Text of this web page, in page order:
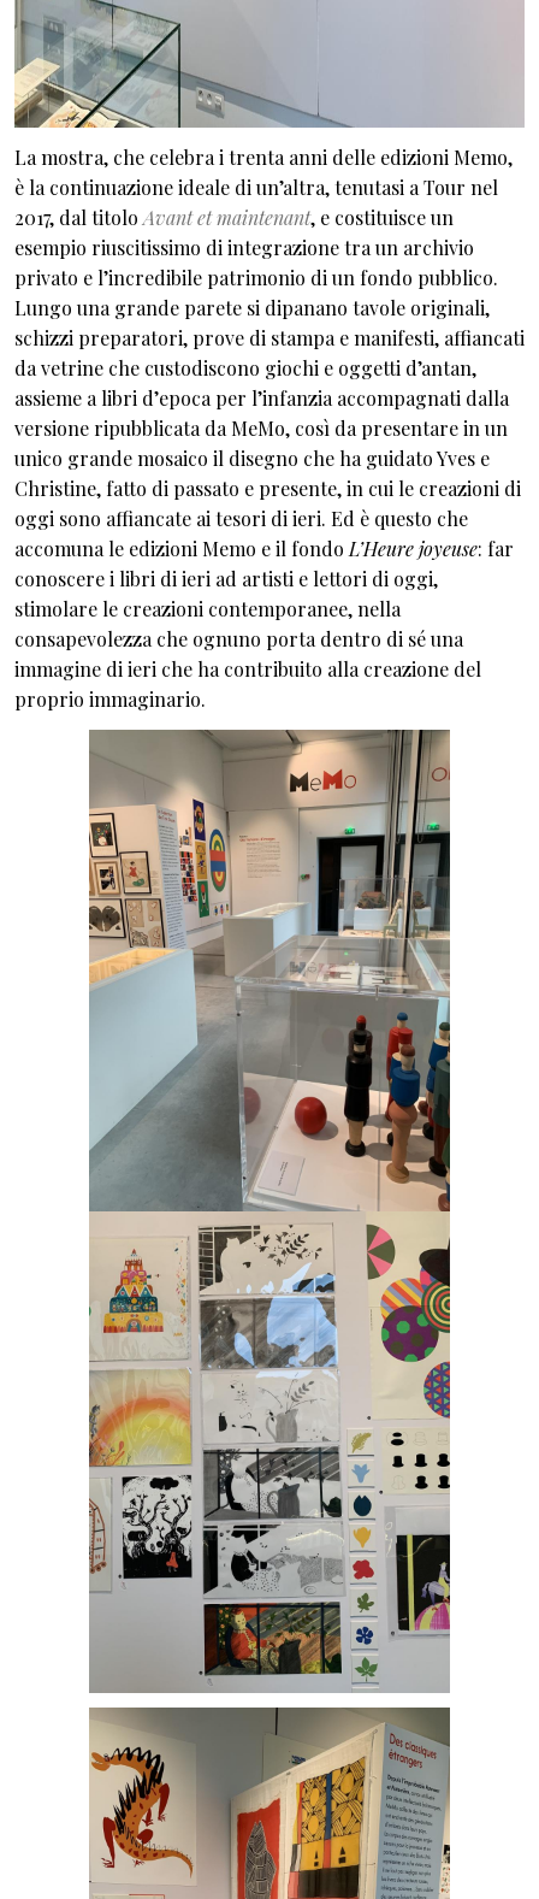
La mostra, che celebra i trenta anni delle edizioni Memo,
è la continuazione ideale di un’altra, tenutasi a Tour nel
2017, dal titolo Avant et maintenant, e costituisce un
esempio riuscitissimo di integrazione tra un archivio
privato e l’incredibile patrimonio di un fondo pubblico.
Lungo una grande parete si dipanano tavole originali,
schizzi preparatori, prove di stampa e manifesti, affiancati
da vetrine che custodiscono giochi e oggetti d’antan,
assieme a libri d’epoca per l’infanzia accompagnati dalla
versione ripubblicata da MeMo, così da presentare in un
unico grande mosaico il disegno che ha guidato Yves e
Christine, fatto di passato e presente, in cui le creazioni di
oggi sono affiancate ai tesori di ieri. Ed è questo che
accomuna le edizioni Memo e il fondo L’Heure joyeuse: far
conoscere i libri di ieri ad artisti e lettori di oggi,
stimolare le creazioni contemporanee, nella
consapevolezza che ognuno porta dentro di sé una
immagine di ieri che ha contribuito alla creazione del
proprio immaginario.